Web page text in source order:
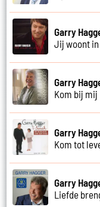
Garry
Jij woont
Garry
Kom bij mij
Garry
Kom tot
Garry
Liefde